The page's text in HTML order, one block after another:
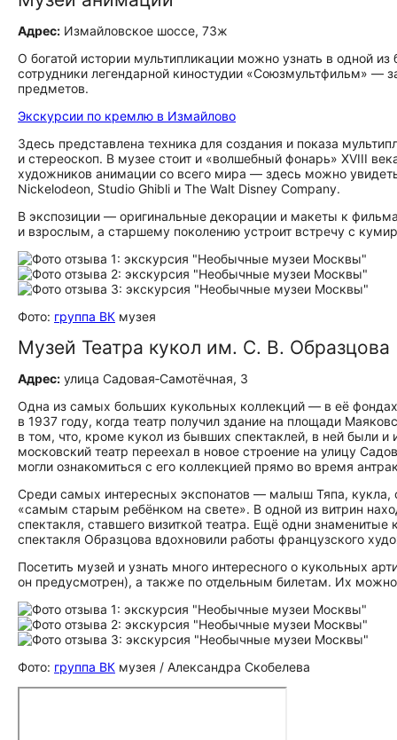
Адрес: Измайловское шоссе, 73ж
О богатой истории мультипликации можно узнать в одной
сотрудники легендарной киностудии «Союзмультфильм» —
предметов.
Экскурсии по кремлю в Измайлово
Здесь представлена техника для создания и показа
и стереоскоп. В музее стоит и «волшебный фонарь» XVIII
художников анимации со всего мира — здесь можно
Nickelodeon, Studio Ghibli и The Walt Disney Company.
В экспозиции — оригинальные декорации и макеты к
и взрослым, а старшему поколению устроит встречу с
Фото: группа ВК музея
Музей Театра кукол им. С. В. Образцова
Адрес: улица Садовая‑Самотёчная, 3
Одна из самых больших кукольных коллекций — в её
в 1937 году, когда театр получил здание на площади
в том, что, кроме кукол из бывших спектаклей, в ней были
московский театр переехал в новое строение на улицу
могли ознакомиться с его коллекцией прямо во время
Среди самых интересных экспонатов — малыш Тяпа, кукла,
«самым старым ребёнком на свете». В одной из витрин
спектакля, ставшего визиткой театра. Ещё одни
спектакля Образцова вдохновили работы французского
Посетить музей и узнать много интересного о кукольных
он предусмотрен), а также по отдельным билетам. Их
Фото: группа ВК музея / Александра Скобелева